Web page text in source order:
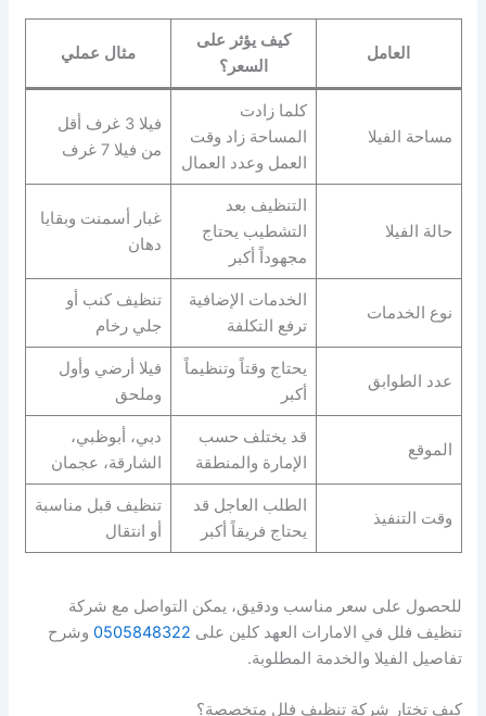
العامل
كيف يؤثر على
السعر؟
مثال عملي
مساحة الفيلا
كلما زادت
المساحة زاد وقت
العمل وعدد العمال
فيلا 3 غرف أقل
من فيلا 7 غرف
حالة الفيلا
التنظيف بعد
التشطيب يحتاج
مجهوداً أكبر
غبار أسمنت وبقايا
دهان
نوع الخدمات
الخدمات الإضافية
ترفع التكلفة
تنظيف كنب أو
جلي رخام
عدد الطوابق
يحتاج وقتاً وتنظيماً
أكبر
فيلا أرضي وأول
وملحق
الموقع
قد يختلف حسب
الإمارة والمنطقة
دبي، أبوظبي،
الشارقة، عجمان
وقت التنفيذ
الطلب العاجل قد
يحتاج فريقاً أكبر
تنظيف قبل مناسبة
أو انتقال
للحصول على سعر مناسب ودقيق، يمكن التواصل مع شركة
تنظيف فلل في الامارات العهد كلين على 0505848322 وشرح
تفاصيل الفيلا والخدمة المطلوبة.
كيف تختار شركة تنظيف فلل متخصصة؟